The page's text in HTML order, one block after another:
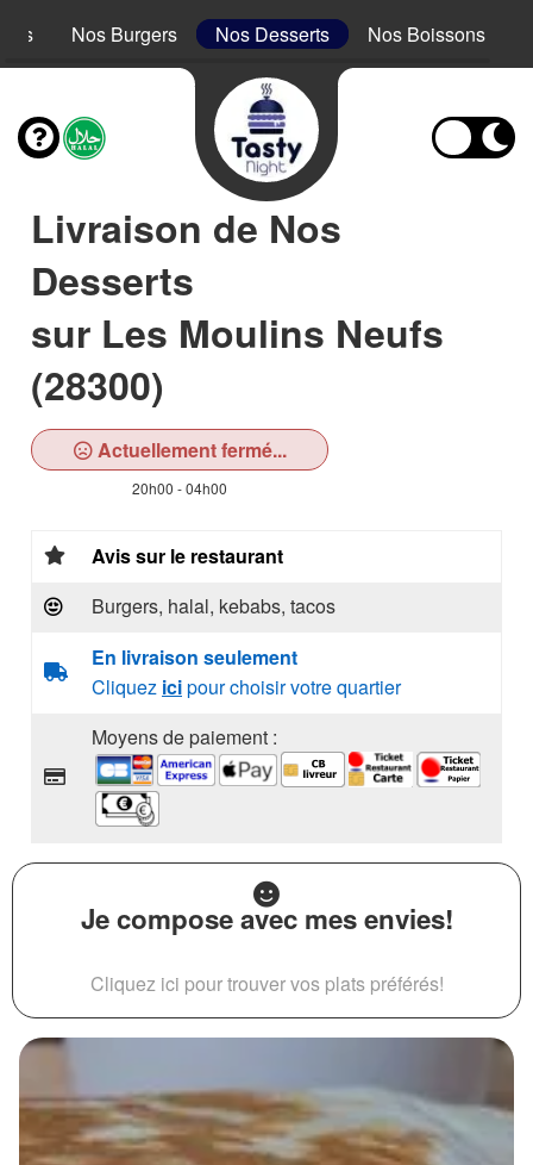
Nos Burgers Nos Desserts Nos Boissons
Livraison de Nos
Desserts
sur Les Moulins Neufs
(28300)
Actuellement fermé...
20h00 - 04h00
Avis sur le restaurant
Burgers, halal, kebabs, tacos
En livraison seulement
Cliquez icipour choisir votre quartier
Moyens de paiement :
Je compose avec mes envies!
Cliquez ici pour trouver vos plats préférés!